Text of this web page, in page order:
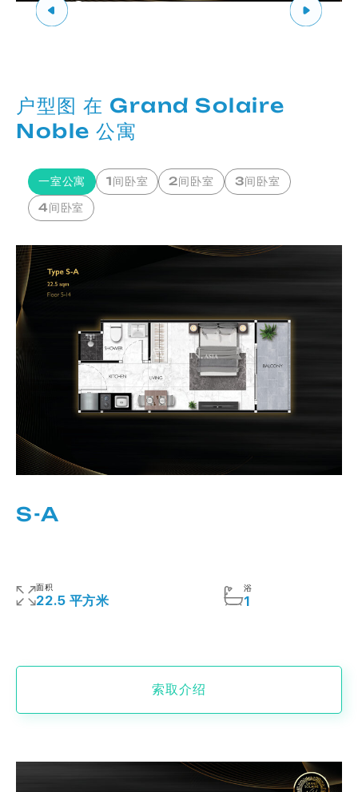
户型图 在 Grand Solaire
Noble 公寓
一室公寓 1间卧室 2间卧室
3间卧室
4间卧室
S-A
面积
22.5 平方米
浴
1
索取介绍